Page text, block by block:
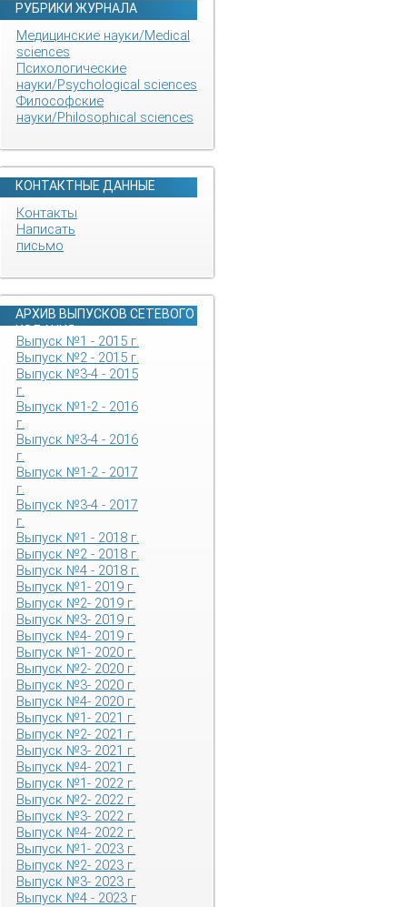
РУБРИКИ ЖУРНАЛА
Медицинские науки/Medical
sciences
Психологические
науки/Psychological sciences
Философские
науки/Philosophical sciences
КОНТАКТНЫЕ ДАННЫЕ
Контакты
Написать
письмо
АРХИВ ВЫПУСКОВ СЕТЕВОГО
ИЗДАНИЯ
Выпуск №1 - 2015 г.
Выпуск №2 - 2015 г.
Выпуск №3-4 - 2015
г.
Выпуск №1-2 - 2016
г.
Выпуск №3-4 - 2016
г.
Выпуск №1-2 - 2017
г.
Выпуск №3-4 - 2017
г.
Выпуск №1 - 2018 г.
Выпуск №2 - 2018 г.
Выпуск №4 - 2018 г.
Выпуск №1- 2019 г.
Выпуск №2- 2019 г.
Выпуск №3- 2019 г.
Выпуск №4- 2019 г.
Выпуск №1- 2020 г.
Выпуск №2- 2020 г.
Выпуск №3- 2020 г.
Выпуск №4- 2020 г.
Выпуск №1- 2021 г.
Выпуск №2- 2021 г.
Выпуск №3- 2021 г.
Выпуск №4- 2021 г.
Выпуск №1- 2022 г.
Выпуск №2- 2022 г.
Выпуск №3- 2022 г.
Выпуск №4- 2022 г.
Выпуск №1- 2023 г.
Выпуск №2- 2023 г.
Выпуск №3- 2023 г.
Выпуск №4 - 2023 г